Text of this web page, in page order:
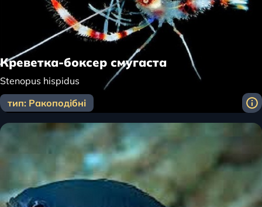
Креветка-боксер смугаста
Stenopus hispidus
тип: Ракоподібні